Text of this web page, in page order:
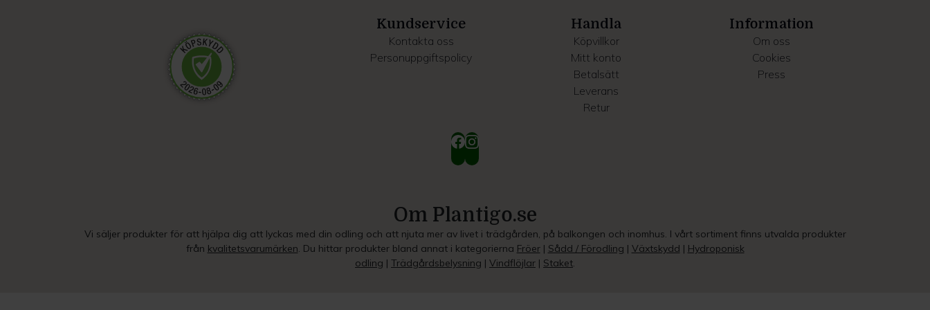
Kundservice
Kontakta oss
Personuppgiftspolicy
Handla
Köpvillkor
Mitt konto
Betalsätt
Leverans
Retur
Information
Om oss
Cookies
Press
Om Plantigo.se
Vi säljer produkter för att hjälpa dig att lyckas med din odling och att njuta mer av livet i trädgården, på balkongen och inomhus. I vårt sortiment finns utvalda produkter
från kvalitetsvarumärken. Du hittar produkter bland annat i kategorierna Fröer| Sådd / Förodling | Växtskydd | Hydroponisk
odling | Trädgårdsbelysning | Vindflöjlar | Staket.